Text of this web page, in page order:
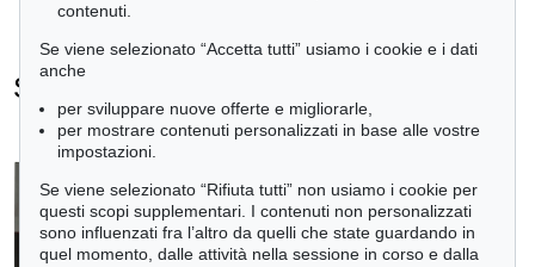
Sean Scully - Ogetti venduti
tute le offerte
contenuti.
Se viene selezionato “Accetta tutti” usiamo i cookie e i dati
anche
per sviluppare nuove offerte e migliorarle,
per mostrare contenuti personalizzati in base alle vostre
impostazioni.
Se viene selezionato “Rifiuta tutti” non usiamo i cookie per
questi scopi supplementari. I contenuti non personalizzati
sono influenzati fra l’altro da quelli che state guardando in
quel momento, dalle attività nella sessione in corso e dalla